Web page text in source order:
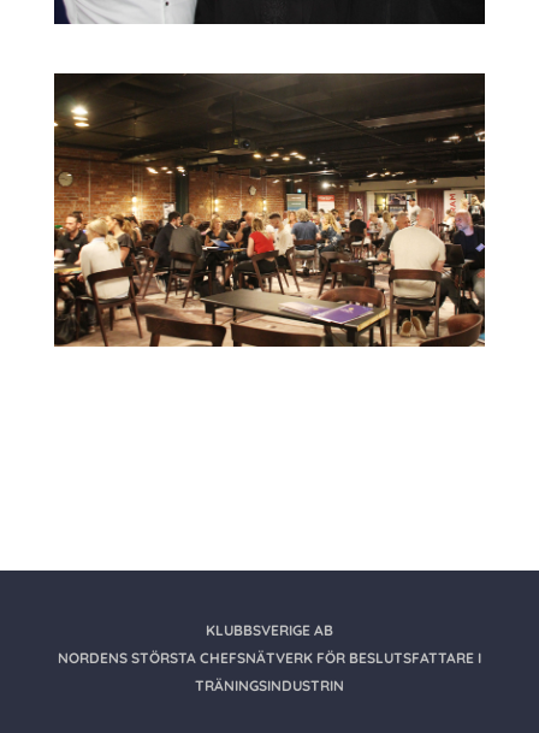
KLUBBSVERIGE AB
NORDENS STÖRSTA CHEFSNÄTVERK FÖR BESLUTSFATTARE I
TRÄNINGSINDUSTRIN